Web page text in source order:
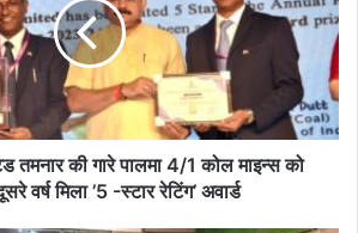
तमनार की गारे पालमा 4/1 कोल माइन्स को
वर्ष मिला ’5 -स्टार रेटिंग’ अवार्ड